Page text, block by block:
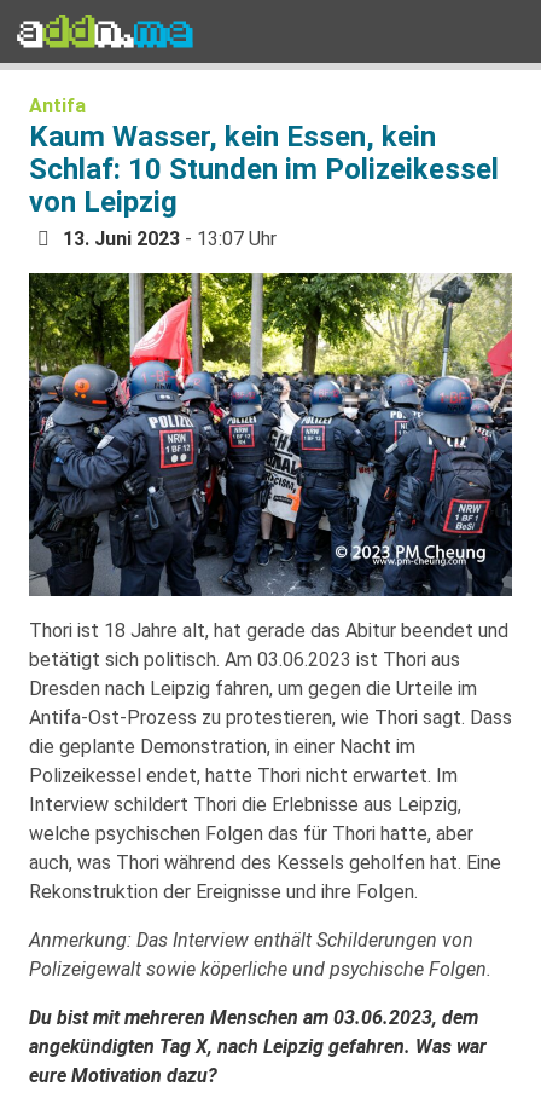
Antifa
Kaum Wasser, kein Essen, kein
Schlaf: 10 Stunden im Polizeikessel
von Leipzig
13. Juni 2023 - 13:07 Uhr
Thori ist 18 Jahre alt, hat gerade das Abitur beendet und
betätigt sich politisch. Am 03.06.2023 ist Thori aus
Dresden nach Leipzig fahren, um gegen die Urteile im
Antifa-Ost-Prozess zu protestieren, wie Thori sagt. Dass
die geplante Demonstration, in einer Nacht im
Polizeikessel endet, hatte Thori nicht erwartet. Im
Interview schildert Thori die Erlebnisse aus Leipzig,
welche psychischen Folgen das für Thori hatte, aber
auch, was Thori während des Kessels geholfen hat. Eine
Rekonstruktion der Ereignisse und ihre Folgen.
Anmerkung: Das Interview enthält Schilderungen von
Polizeigewalt sowie köperliche und psychische Folgen.
Du bist mit mehreren Menschen am 03.06.2023, dem
angekündigten Tag X, nach Leipzig gefahren. Was war
eure Motivation dazu?